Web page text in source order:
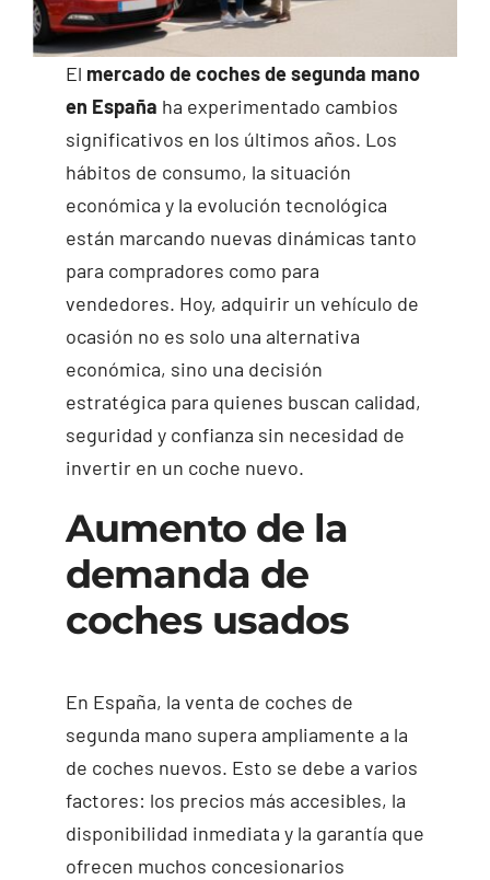
El mercado de coches de segunda mano
en España ha experimentado cambios
significativos en los últimos años. Los
hábitos de consumo, la situación
económica y la evolución tecnológica
están marcando nuevas dinámicas tanto
para compradores como para
vendedores. Hoy, adquirir un vehículo de
ocasión no es solo una alternativa
económica, sino una decisión
estratégica para quienes buscan calidad,
seguridad y confianza sin necesidad de
invertir en un coche nuevo.
Aumento de la
demanda de
coches usados
En España, la venta de coches de
segunda mano supera ampliamente a la
de coches nuevos. Esto se debe a varios
factores: los precios más accesibles, la
disponibilidad inmediata y la garantía que
ofrecen muchos concesionarios